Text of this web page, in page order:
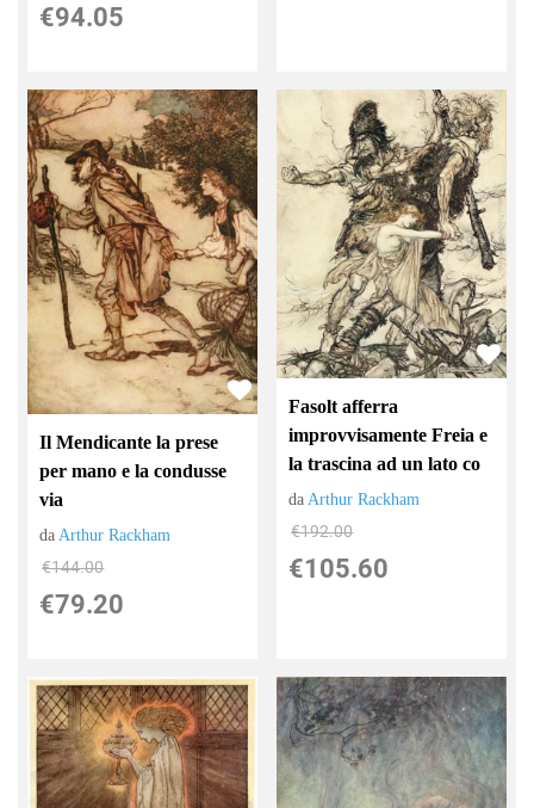
€94.05
Il Mendicante la prese
per mano e la condusse
via
da Arthur Rackham
€144.00
€79.20
Fasolt afferra
improvvisamente Freia e
la trascina ad un lato co
daArthur Rackham
€192.00
€105.60